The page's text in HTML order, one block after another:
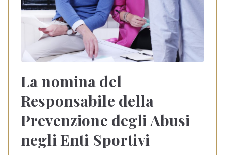
La nomina del
Responsabile della
Prevenzione degli Abusi
negli Enti Sportivi